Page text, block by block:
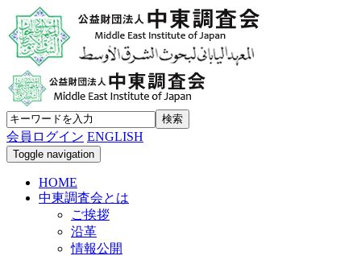
会員ログイン ENGLISH
Toggle navigation
HOME
中東調査会とは
ご挨拶
沿革
情報公開